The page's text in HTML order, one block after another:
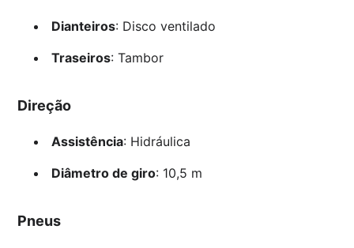
Dianteiros: Disco ventilado
Traseiros: Tambor
Direção
Assistência: Hidráulica
Diâmetro de giro: 10,5 m
Pneus